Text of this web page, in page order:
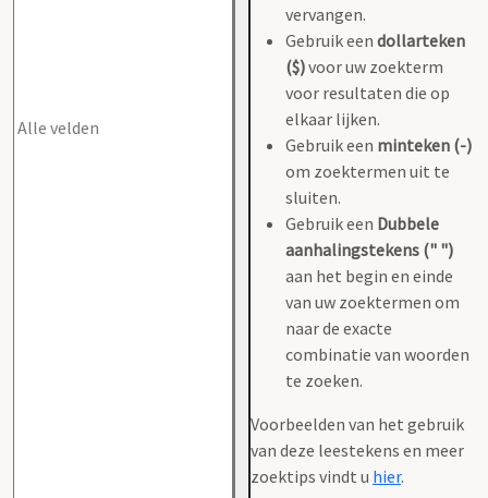
vervangen.
Gebruik een dollarteken
($)voor uw zoekterm
voor resultaten die op
elkaar lijken.
Gebruik een minteken (-)
om zoektermen uit te
sluiten.
Gebruik een Dubbele
aanhalingstekens (" ")
aan het begin en einde
van uw zoektermen om
naar de exacte
combinatie van woorden
te zoeken.
Voorbeelden van het gebruik
van deze leestekens en meer
zoektips vindt u hier.